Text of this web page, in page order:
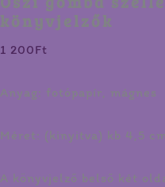
könyvjelzők
1 200Ft
Anyag: fotópapír, mágnes
Méret: (kinyitva) kb 4,5
A könyvjelző belső két